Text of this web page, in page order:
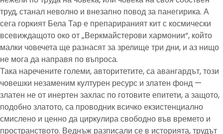
труд, станал неволно и внезапно повод за панегирика. А
сега горкият Бела Тар е препарираният кит с космически
всевиждащото око от „Веркмайстерови хармонии“, който
малки човечета ще разнасят за зрелище три дни, и аз нищо
не мога да направя по въпроса.
Така наречените големи, авторитетите, са авангардът, този
човешки незаменим културен ресурс и златен фонд —
златен не от инертен захлас по готовите епитети, а защото,
подобно златото, са проводник всичко екзистенциално
смислено и ценно да циркулира свободно във времето и
пространството. Веднъж разписали се в историята, трудът